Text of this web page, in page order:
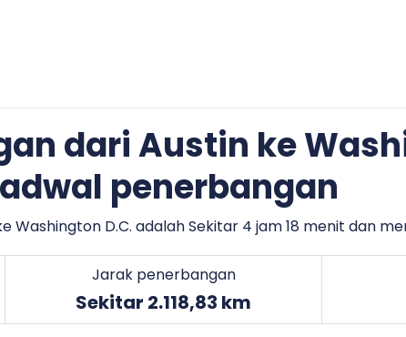
dari Austin ke
penerbangan
D.C. adalah Sekitar 4 jam 18 menit dan
Jarak penerbangan
Sekitar 2.118,83 km